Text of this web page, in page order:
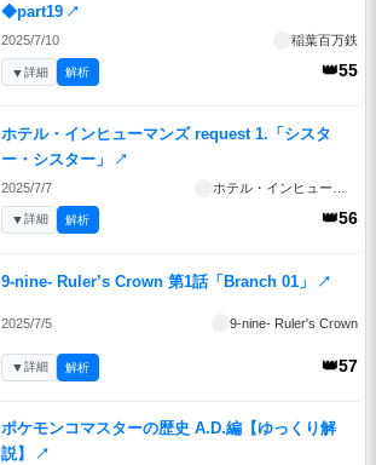
◆part19 ↗
2025/7/10 稲葉百万鉄
👑55
▼詳細 解析
ホテル・インヒューマンズ request 1.「シスタ
ー・シスター」
↗
2025/7/7
👑56
▼詳細 解析
9-nine- Ruler’s Crown 第1話「Branch 01」 ↗
2025/7/5 9-nine- Ruler's Crown
👑57
▼詳細 解析
ポケモンコマスターの歴史 A.D.編【ゆっくり解
説】
↗